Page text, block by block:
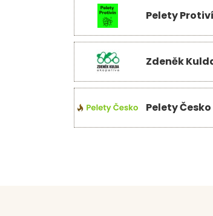
Pelety
Zdeněk
Pelety Česko